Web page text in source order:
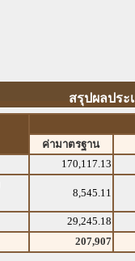
สรุปผลประ
ค่ามาตรฐาน
170,117.13
8,545.11
29,245.18
207,907